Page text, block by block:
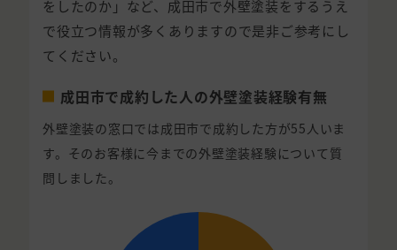
をしたのか」など、成田市で外壁塗装をするうえ
で役立つ情報が多くありますので是非ご参考にし
てください。
成田市で成約した人の外壁塗装経験有無
外壁塗装の窓口では成田市で成約した方が55人いま
す。そのお客様に今までの外壁塗装経験について質
問しました。